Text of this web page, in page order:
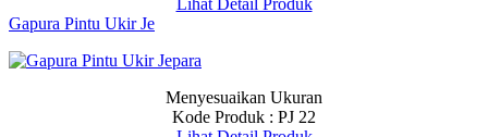
Gapura Pintu Ukir Je
Menyesuaikan Ukuran
Kode Produk : PJ 22